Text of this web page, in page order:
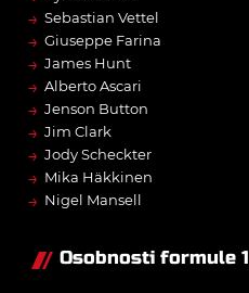
→ Sebastian Vettel
→ Giuseppe Farina
→ James Hunt
→ Alberto Ascari
→ Jenson Button
→ Jim Clark
→ Jody Scheckter
→ Mika Häkkinen
→ Nigel Mansell
Osobnosti formule 1